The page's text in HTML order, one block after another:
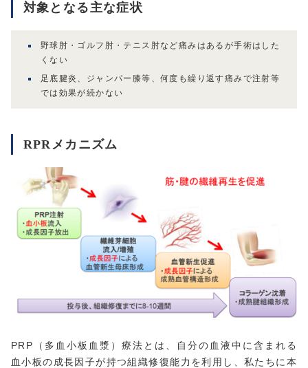
対象となる主な症状
野球肘・ゴルフ肘・テニス肘など痛みはあるが手術はした
くない
足底腱炎、ジャンパー膝等、何度も繰り返す痛みで注射等
では効果が続かない
RPRメカニズム
PRP（多血小板血漿）療法とは、自分の血液中に含まれる
血小板の成長因子が持つ組織修復能力を利用し、私たちに本